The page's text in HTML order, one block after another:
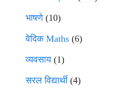
भाषणे(10)
वेदिक Maths (6)
व्यवसाय(1)
सरल विद्यार्थी(4)